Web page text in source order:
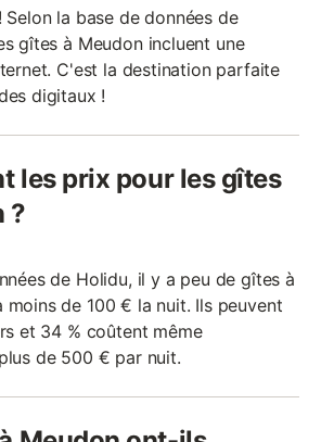
Selon la base de données de
gîtes à Meudon incluent une
C'est la destination parfaite
digitaux !
les prix pour les gîtes
?
de Holidu, il y a peu de gîtes à
moins de 100 € la nuit. Ils peuvent
et 34 % coûtent même
de 500 € par nuit.